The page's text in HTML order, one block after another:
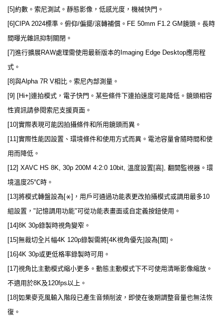
[5]約數。索尼測試。靜態影像，低感光度，機械快門。
[6]CIPA 2024標準。俯仰/偏擺/滾轉補償。FE 50mm F1.2 GM鏡頭。長時
間曝光雜訊抑制關閉。
[7]進行擴展RAW處理需使用最新版本的Imaging Edge Desktop應用程
式。
[8]與Alpha 7R V相比。索尼內部測量。
[9] [Hi+]連拍模式，電子快門。某些條件下連拍速度可能降低。鏡頭相容
性資訊請參閱索尼支援頁面。
[10]實際表現可能因拍攝條件和所用鏡頭而異。
[11]實際性能因設置、環境條件和使用方式而異。電池容量會隨時間和使
用而降低。
[12] XAVC HS 8K, 30p 200M 4:2:0 10bit, 溫度設置[高], 翻開監視器。環
境溫度25℃時。
[13]將模式轉盤設為[⚹]，用戶可通過功能表更改拍攝模式或調用最多10
組設置，"記憶調用功能"可從功能表畫面或自定義按鈕使用。
[14]8K 30p錄製時視角變窄。
[15]無裁切全片幅4K 120p錄製需將[4K視角優先]設為[開]。
[16]4K 30p或更低格率錄製時可用。
[17]視角比主動模式縮小更多。動態主動模式下不可使用清晰影像縮放。
不適用於8K及120fps以上。
[18]如果麥克風輸入階段已產生音頻削波，即使在後期調整音量也無法恢
復。